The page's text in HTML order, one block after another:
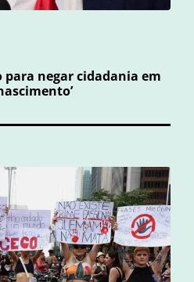
negar cidadania em